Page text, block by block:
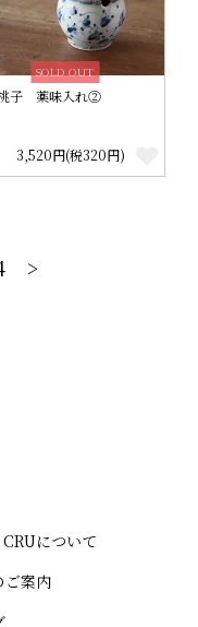
SOLD OUT
子 薬味入れ②
3,520円(税320円)
>
について
ご案内